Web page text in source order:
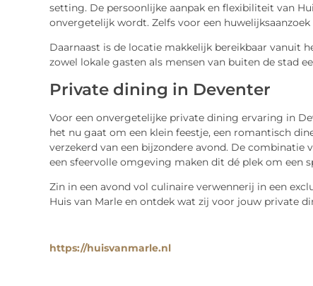
setting. De persoonlijke aanpak en flexibiliteit van
onvergetelijk wordt. Zelfs voor een
Daarnaast is de locatie makkelijk bereikbaar vanuit
zowel lokale gasten als mensen van buiten de stad
Private dining in Deventer
Voor een onvergetelijke private dining ervaring in
het nu gaat om een klein feestje, een romantisch
verzekerd van een bijzondere avond. De combinatie
een sfeervolle omgeving maken dit dé plek om een
Zin in een avond vol culinaire verwennerij in een
Huis van Marle en ontdek wat zij voor jouw private
https://huisvanmarle.nl